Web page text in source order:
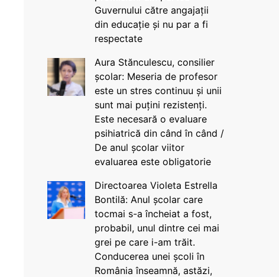
Guvernului către angajații
din educație și nu par a fi
respectate
Aura Stănculescu, consilier
școlar: Meseria de profesor
este un stres continuu și unii
sunt mai puțini rezistenți.
Este necesară o evaluare
psihiatrică din când în când /
De anul școlar viitor
evaluarea este obligatorie
Directoarea Violeta Estrella
Bontilă: Anul școlar care
tocmai s-a încheiat a fost,
probabil, unul dintre cei mai
grei pe care i-am trăit.
Conducerea unei școli în
România înseamnă, astăzi,